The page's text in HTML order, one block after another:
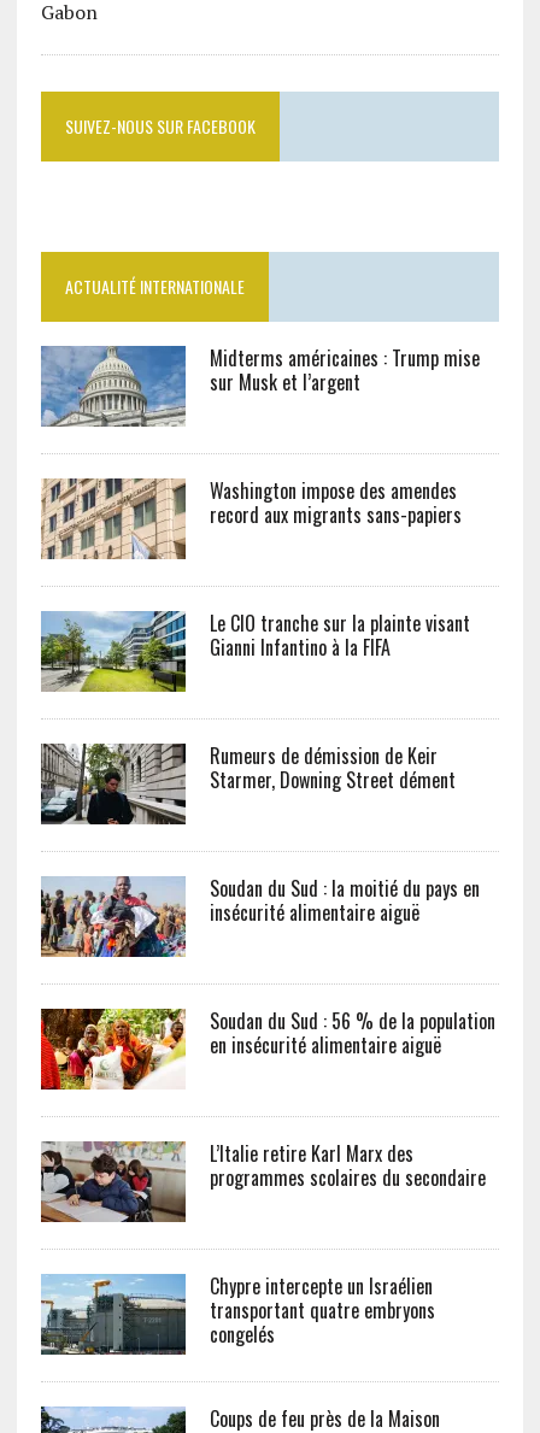
SUIVEZ-NOUS SUR FACEBOOK
ACTUALITÉ INTERNATIONALE
Midterms américaines : Trump mise
sur Musk et l’argent
Washington impose des amendes
record aux migrants sans-papiers
Le CIO tranche sur la plainte visant
Gianni Infantino à la FIFA
Rumeurs de démission de Keir
Starmer, Downing Street dément
Soudan du Sud : la moitié du pays en
insécurité alimentaire aiguë
Soudan du Sud : 56 % de la population
en insécurité alimentaire aiguë
L’Italie retire Karl Marx des
programmes scolaires du secondaire
Chypre intercepte un Israélien
transportant quatre embryons
congelés
Coups de feu près de la Maison